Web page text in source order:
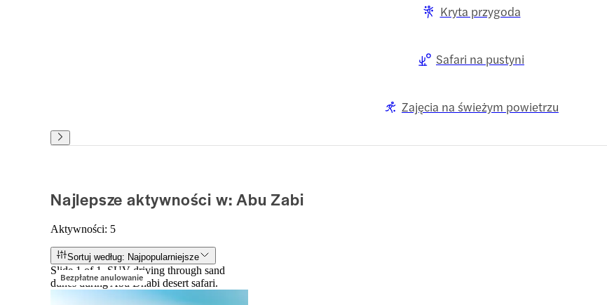
Kryta przygoda
Safari na pustyni
Zajęcia na świeżym powietrzu
Najlepsze aktywności w: Abu Zabi
Aktywności: 5
Sortuj według: Najpopularniejsze
Bezpłatne anulowanie
Slide 1 of 1, SUV driving through sand
dunes during Abu Dhabi desert safari.